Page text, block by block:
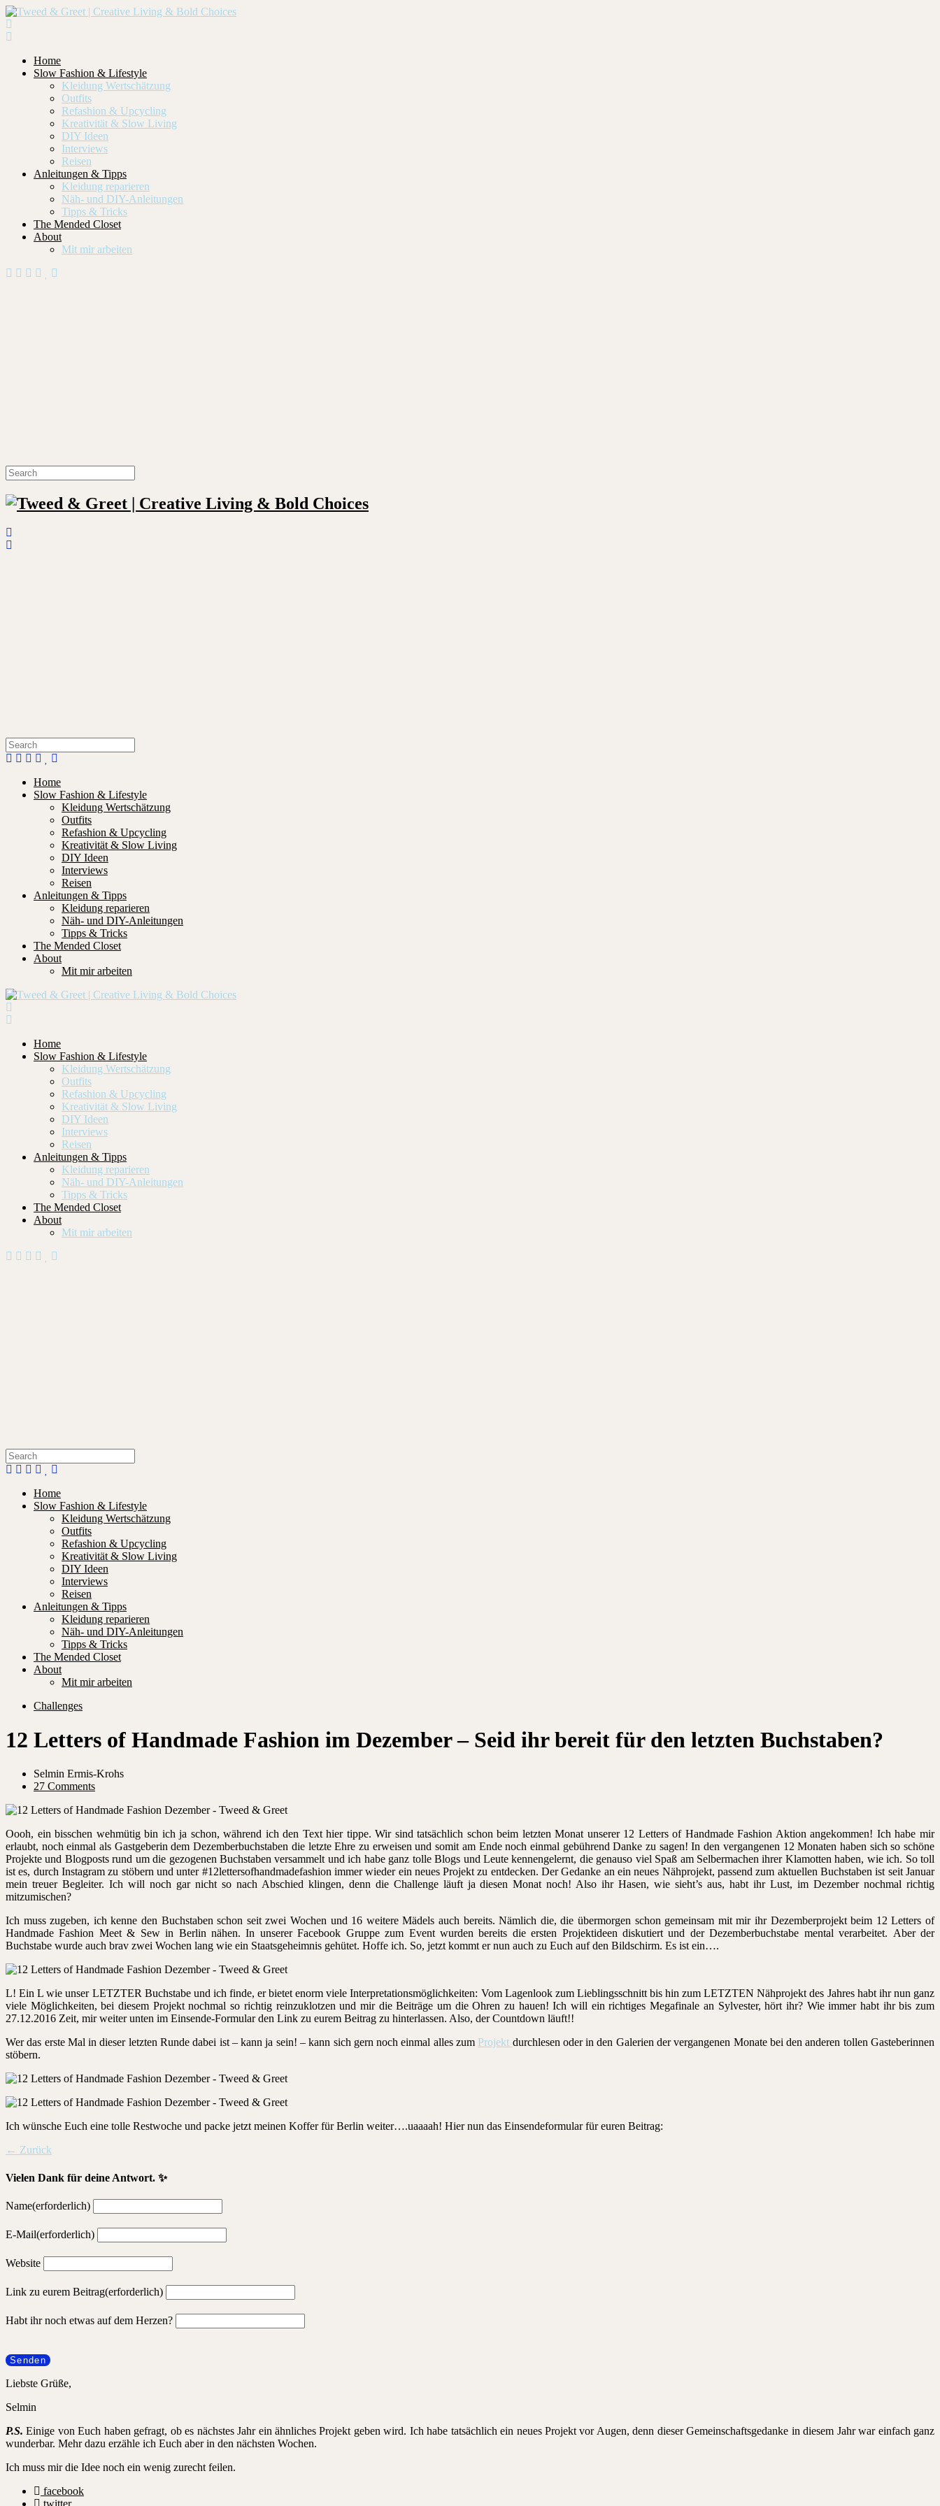
Home
Slow Fashion & Lifestyle
Kleidung Wertschätzung
Outfits
Refashion & Upcycling
Kreativität & Slow Living
DIY Ideen
Interviews
Reisen
Anleitungen & Tipps
Kleidung reparieren
Näh- und DIY-Anleitungen
Tipps & Tricks
The Mended Closet
About
Mit mir arbeiten
Home
Slow Fashion & Lifestyle
Kleidung Wertschätzung
Outfits
Refashion & Upcycling
Kreativität & Slow Living
DIY Ideen
Interviews
Reisen
Anleitungen & Tipps
Kleidung reparieren
Näh- und DIY-Anleitungen
Tipps & Tricks
The Mended Closet
About
Mit mir arbeiten
Home
Slow Fashion & Lifestyle
Kleidung Wertschätzung
Outfits
Refashion & Upcycling
Kreativität & Slow Living
DIY Ideen
Interviews
Reisen
Anleitungen & Tipps
Kleidung reparieren
Näh- und DIY-Anleitungen
Tipps & Tricks
The Mended Closet
About
Mit mir arbeiten
Home
Slow Fashion & Lifestyle
Kleidung Wertschätzung
Outfits
Refashion & Upcycling
Kreativität & Slow Living
DIY Ideen
Interviews
Reisen
Anleitungen & Tipps
Kleidung reparieren
Näh- und DIY-Anleitungen
Tipps & Tricks
The Mended Closet
About
Mit mir arbeiten
Challenges
12 Letters of Handmade Fashion im Dezember – Seid ihr bereit für den letzten Buchstaben?
Selmin Ermis-Krohs
27 Comments
Oooh, ein bisschen wehmütig bin ich ja schon, während ich den Text hier tippe. Wir sind tatsächlich schon beim letzten Monat unserer 12 Letters of Handmade Fashion Aktion angekommen! Ich habe mir
erlaubt, noch einmal als Gastgeberin dem Dezemberbuchstaben die letzte Ehre zu erweisen und somit am Ende noch einmal gebührend Danke zu sagen! In den vergangenen 12 Monaten haben sich so schöne
Projekte und Blogposts rund um die gezogenen Buchstaben versammelt und ich habe ganz tolle Blogs und Leute kennengelernt, die genauso viel Spaß am Selbermachen ihrer Klamotten haben, wie ich. So toll
ist es, durch Instagram zu stöbern und unter #12lettersofhandmadefashion immer wieder ein neues Projekt zu entdecken. Der Gedanke an ein neues Nähprojekt, passend zum aktuellen Buchstaben ist seit Januar
mein treuer Begleiter. Ich will noch gar nicht so nach Abschied klingen, denn die Challenge läuft ja diesen Monat noch! Also ihr Hasen, wie sieht’s aus, habt ihr Lust, im Dezember nochmal richtig
mitzumischen?
Ich muss zugeben, ich kenne den Buchstaben schon seit zwei Wochen und 16 weitere Mädels auch bereits. Nämlich die, die übermorgen schon gemeinsam mit mir ihr Dezemberprojekt beim 12 Letters of
Handmade Fashion Meet & Sew in Berlin nähen. In unserer Facebook Gruppe zum Event wurden bereits die ersten Projektideen diskutiert und der Dezemberbuchstabe mental verarbeitet. Aber der
Buchstabe wurde auch brav zwei Wochen lang wie ein Staatsgeheimnis gehütet. Hoffe ich. So, jetzt kommt er nun auch zu Euch auf den Bildschirm. Es ist ein….
L! Ein L wie unser LETZTER Buchstabe und ich finde, er bietet enorm viele Interpretationsmöglichkeiten: Vom Lagenlook zum Lieblingsschnitt bis hin zum LETZTEN Nähprojekt des Jahres habt ihr nun ganz
viele Möglichkeiten, bei diesem Projekt nochmal so richtig reinzuklotzen und mir die Beiträge um die Ohren zu hauen! Ich will ein richtiges Megafinale an Sylvester, hört ihr? Wie immer habt ihr bis zum
27.12.2016 Zeit, mir weiter unten im Einsende-Formular den Link zu eurem Beitrag zu hinterlassen. Also, der Countdown läuft!!
Wer das erste Mal in dieser letzten Runde dabei ist – kann ja sein! – kann sich gern noch einmal alles zum Projekt durchlesen oder in den Galerien der vergangenen Monate bei den anderen tollen Gasteberinnen
stöbern.
Ich wünsche Euch eine tolle Restwoche und packe jetzt meinen Koffer für Berlin weiter….uaaaah! Hier nun das Einsendeformular für euren Beitrag:
← Zurück
Vielen Dank für deine Antwort. ✨
Name(erforderlich)
E-Mail(erforderlich)
Website
Link zu eurem Beitrag(erforderlich)
Habt ihr noch etwas auf dem Herzen?
Senden
Liebste Grüße,
Selmin
P.S. Einige von Euch haben gefragt, ob es nächstes Jahr ein ähnliches Projekt geben wird. Ich habe tatsächlich ein neues Projekt vor Augen, denn dieser Gemeinschaftsgedanke in diesem Jahr war einfach ganz
wunderbar. Mehr dazu erzähle ich Euch aber in den nächsten Wochen.
Ich muss mir die Idee noch ein wenig zurecht feilen.
facebook
twitter